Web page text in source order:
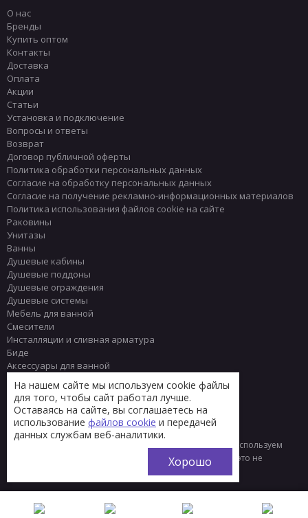
О нас
Бренды
Купить оптом
Контакты
Доставка
Оплата
Акции
Статьи
Установка и подключение
Вопросы и ответы
Возврат
Договор публичной оферты
Политика обработки персональных данных
Согласие на обработку персональных данных
Согласие на получение рекламно-информационных материалов
Политика использования файлов cookie на сайте
Раковины
Унитазы
Ванны
Душевые кабины
Душевые поддоны
Душевые ограждения
Душевые системы
Мебель для ванной
Смесители
Инсталляции и сливная арматура
Биде
Аксессуары для ванной
Полотенцесушители
Комплектующие
Плитка
© 2013 - 2026 Интернет-магазин сантехники Тренд
Мы используем
файлы «cookie» для функционирования сайта. Если вас это не
На нашем сайте мы используем cookie файлы
для того, чтобы сайт работал лучше.
Оставаясь на сайте, вы соглашаетесь на
использование файлов cookie и передачей
данных службам веб-аналитики.
Хорошо